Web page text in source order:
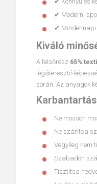
✔ Modern,
✔ Mindennapi
Kiváló
A felsőrész 65% textil
légáteresztő
során. Az anyagok
Ne mosson
Ne szárítsa
Vegyileg nem
Szabadon
Tisztítsa